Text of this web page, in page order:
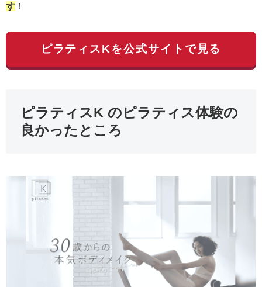
す ！
ピラティスKを公式サイトで見る
ピラティスK のピラティス体験の
良かったところ